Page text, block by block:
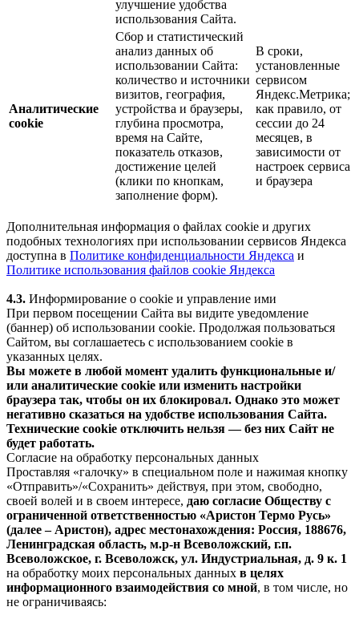
улучшение удобства
использования Сайта.
Аналитические
cookie
Сбор и статистический
анализ данных об
использовании Сайта:
количество и источники
визитов, география,
устройства и браузеры,
глубина просмотра,
время на Сайте,
показатель отказов,
достижение целей
(клики по кнопкам,
заполнение форм).
В сроки,
установленные
сервисом
Яндекс.Метрика;
как правило, от
сессии до 24
месяцев, в
зависимости от
настроек сервиса
и браузера
Дополнительная информация о файлах cookie и других
подобных технологиях при использовании сервисов Яндекса
доступна в Политике конфиденциальности Яндекса и
Политике использования файлов cookie Яндекса
4.3. Информирование о cookie и управление ими
При первом посещении Сайта вы видите уведомление
(баннер) об использовании cookie. Продолжая пользоваться
Сайтом, вы соглашаетесь с использованием cookie в
указанных целях.
Вы можете в любой момент удалить функциональные и/
или аналитические cookie или изменить настройки
браузера так, чтобы он их блокировал. Однако это может
негативно сказаться на удобстве использования Сайта.
Технические cookie отключить нельзя — без них Сайт не
будет работать.
Согласие на обработку персональных данных
Проставляя «галочку» в специальном поле и нажимая кнопку
«Отправить»/«Сохранить» действуя, при этом, свободно,
своей волей и в своем интересе, даю согласие Обществу с
ограниченной ответственностью «Аристон Термо Русь»
(далее – Аристон), адрес местонахождения: Россия, 188676,
Ленинградская область, м.р-н Всеволожский, г.п.
Всеволожское, г. Всеволожск, ул. Индустриальная, д. 9 к. 1
на обработку моих персональных данных в целях
информационного взаимодействия со мной, в том числе, но
не ограничиваясь: